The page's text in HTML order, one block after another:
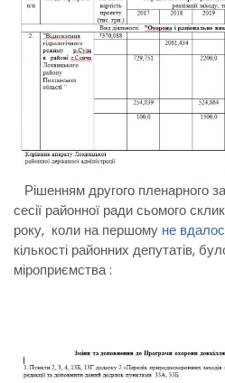
Рішенням другого пленарного
сесії районної ради сьомого
року, коли на першому не
кількості районних депутатів,
міроприємства :